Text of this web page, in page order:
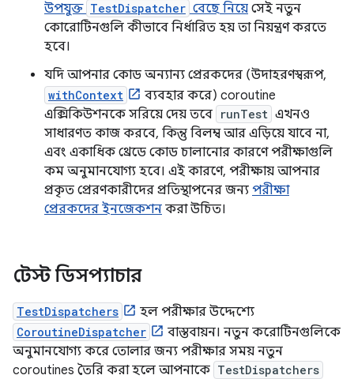
উপযুক্ত TestDispatcher বেছে নিয়ে সেই নতুন
কোরোটিনগুলি কীভাবে নির্ধারিত হয় তা নিয়ন্ত্রণ করতে
হবে।
যদি আপনার কোড অন্যান্য প্রেরকদের (উদাহরণস্বরূপ,
withContext
ব্যবহার করে) coroutine
এক্সিকিউশনকে সরিয়ে দেয় তবে runTest এখনও
সাধারণত কাজ করবে, কিন্তু বিলম্ব আর এড়িয়ে যাবে না,
এবং একাধিক থ্রেডে কোড চালানোর কারণে পরীক্ষাগুলি
কম অনুমানযোগ্য হবে। এই কারণে, পরীক্ষায় আপনার
প্রকৃত প্রেরণকারীদের প্রতিস্থাপনের জন্য পরীক্ষা
প্রেরকদের ইনজেকশন করা উচিত।
টেস্ট ডিসপ্যাচার
TestDispatchers হল পরীক্ষার উদ্দেশ্যে
CoroutineDispatcher
বাস্তবায়ন। নতুন করোটিনগুলিকে
অনুমানযোগ্য করে তোলার জন্য পরীক্ষার সময় নতুন
coroutines তৈরি করা হলে আপনাকে TestDispatchers